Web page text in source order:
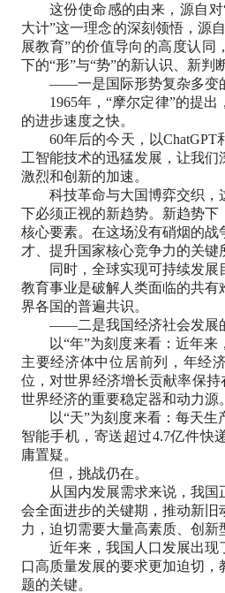
这份使命感的由来，源自
大计”这一理念的深刻领悟，源
展教育”的价值导向的高度认同
下的“形”与“势”的新认识、新判
——一是国际形势复杂多变
1965年，“摩尔定律”的提
的进步速度之快。
60年后的今天，以ChatGPT
工智能技术的迅猛发展，让我们
激烈和创新的加速。
科技革命与大国博弈交织，
下必须正视的新趋势。新趋势下
核心要素。在这场没有硝烟的战
才、提升国家核心竞争力的关键
同时，全球实现可持续发
教育事业是破解人类面临的共有
界各国的普遍共识。
——二是我国经济社会发展
以“年”为刻度来看：近年
主要经济体中位居前列，年经
位，对世界经济增长贡献率保
世界经济的重要稳定器和动力源。
以“天”为刻度来看：每天生
智能手机，寄送超过4.7亿件
庸置疑。
但，挑战仍在。
从国内发展需求来说，我
会全面进步的关键期，推动新旧
力，迫切需要大量高素质、创新
近年来，我国人口发展出现
口高质量发展的要求更加迫切，
题的关键。